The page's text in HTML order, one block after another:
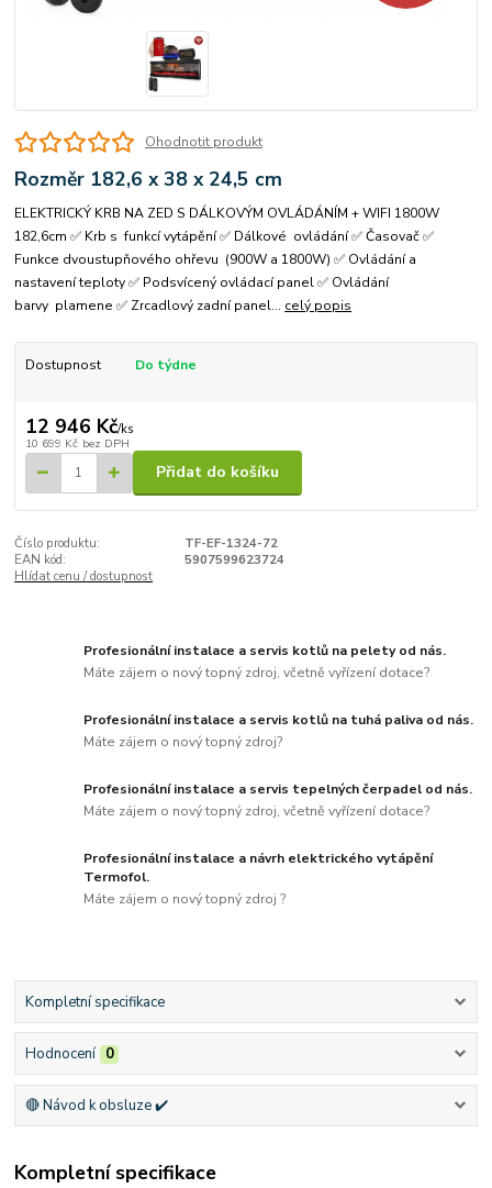
Ohodnotit produkt
Rozměr 182,6 x 38 x 24,5 cm
ELEKTRICKÝ KRB NA ZED S DÁLKOVÝM OVLÁDÁNÍM + WIFI 1800W
182,6cm ✅ Krb s funkcí vytápění ✅ Dálkové ovládání ✅ Časovač ✅
Funkce dvoustupňového ohřevu (900W a 1800W) ✅ Ovládání a
nastavení teploty ✅ Podsvícený ovládací panel ✅ Ovládání
barvy plamene ✅ Zrcadlový zadní panel... celý popis
Dostupnost Do týdne
12 946 Kč/ks
10 699 Kč bez DPH
Přidat do košíku
Číslo produktu:
TF-EF-1324-72
EAN kód:
5907599623724
Hlídat cenu / dostupnost
Profesionální instalace a servis kotlů na pelety od nás.
Máte zájem o nový topný zdroj, včetně vyřízení dotace?
Profesionální instalace a servis kotlů na tuhá paliva od nás.
Máte zájem o nový topný zdroj?
Profesionální instalace a servis tepelných čerpadel od nás.
Máte zájem o nový topný zdroj, včetně vyřízení dotace?
Profesionální instalace a návrh elektrického vytápění
Termofol.
Máte zájem o nový topný zdroj ?
Kompletní specifikace
Hodnocení 0
🔴 Návod k obsluze ✔️
Kompletní specifikace